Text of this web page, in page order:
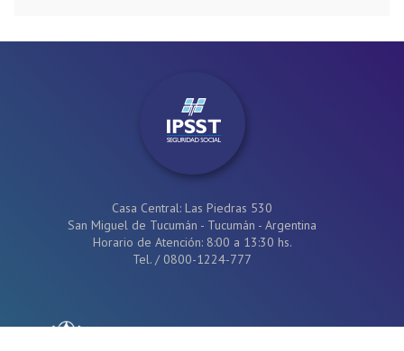
Casa Central: Las Piedras 530
San Miguel de Tucumán - Tucumán - Argentina
Horario de Atención: 8:00 a 13:30 hs.
Tel./ 0800-1224-777